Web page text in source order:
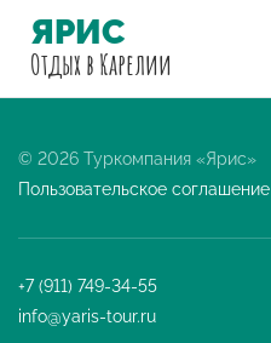
ЯРИС
Отдыхв Карелии
© 2026 Туркомпания «Ярис»
Пользовательское соглашение
+7 (911) 749-34-55
info@yaris-tour.ru